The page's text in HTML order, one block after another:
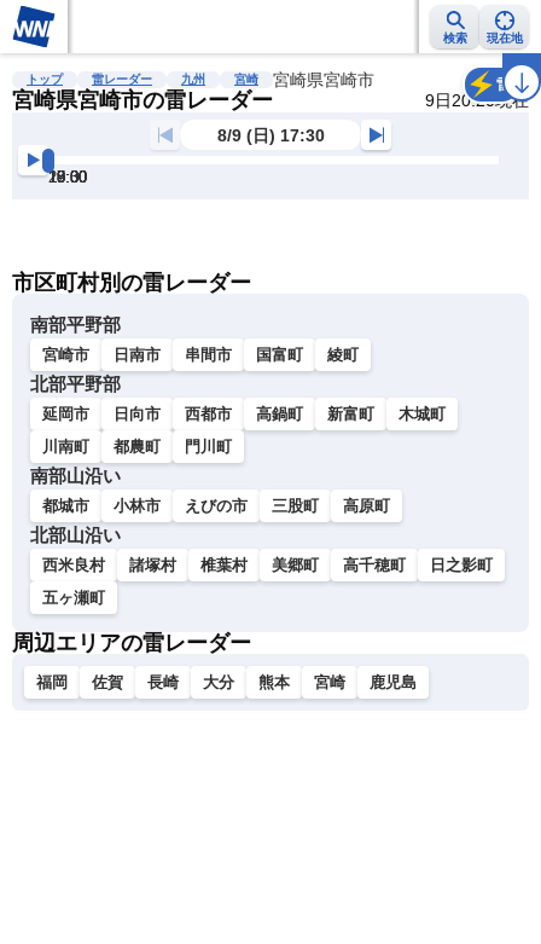
検索 現在地
雨雲レーダー 台風情報 地震情報 警報・注意報 2週間天気 ラ
トップ 雷レーダー 九州 宮崎 宮崎県宮崎市
宮崎県宮崎市の雷レーダー 9日20:20現在
雷
8/9 (日) 17:30
17:30
18:00
18:30
19:00
19:30
20:00
市区町村別の雷レーダー
南部平野部
宮崎市 日南市 串間市 国富町 綾町
北部平野部
延岡市 日向市 西都市 高鍋町 新富町
木城町
川南町
都農町 門川町
南部山沿い
都城市 小林市 えびの市 三股町 高原町
北部山沿い
西米良村 諸塚村 椎葉村 美郷町 高千穂町
日之影町
五ヶ瀬町
周辺エリアの雷レーダー
福岡 佐賀 長崎 大分 熊本 宮崎 鹿児島